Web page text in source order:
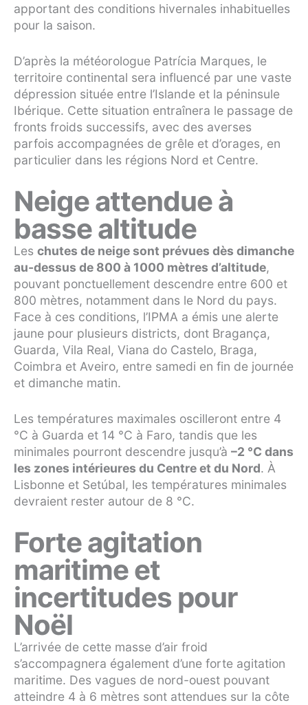
apportant des conditions hivernales inhabituelles
pour la saison.
D’après la météorologue Patrícia Marques, le
territoire continental sera influencé par une vaste
dépression située entre l’Islande et la péninsule
Ibérique. Cette situation entraînera le passage de
fronts froids successifs, avec des averses
parfois accompagnées de grêle et d’orages, en
particulier dans les régions Nord et Centre.
Neige attendue à
basse altitude
Les chutes de neige sont prévues dès dimanche
au-dessus de 800 à 1000 mètres d’altitude,
pouvant ponctuellement descendre entre 600 et
800 mètres, notamment dans le Nord du pays.
Face à ces conditions, l’IPMA a émis une alerte
jaune pour plusieurs districts, dont Bragança,
Guarda, Vila Real, Viana do Castelo, Braga,
Coimbra et Aveiro, entre samedi en fin de journée
et dimanche matin.
Les températures maximales oscilleront entre 4
°C à Guarda et 14 °C à Faro, tandis que les
minimales pourront descendre jusqu’à –2 °C dans
les zones intérieures du Centre et du Nord. À
Lisbonne et Setúbal, les températures minimales
devraient rester autour de 8 °C.
Forte agitation
maritime et
incertitudes pour
Noël
L’arrivée de cette masse d’air froid
s’accompagnera également d’une forte agitation
maritime. Des vagues de nord-ouest pouvant
atteindre 4 à 6 mètres sont attendues sur la côte